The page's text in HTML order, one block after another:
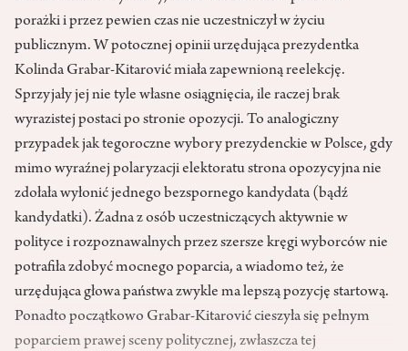
porażki i przez pewien czas nie uczestniczył w życiu
publicznym. W potocznej opinii urzędująca prezydentka
Kolinda Grabar-Kitarović miała zapewnioną reelekcję.
Sprzyjały jej nie tyle własne osiągnięcia, ile raczej brak
wyrazistej postaci po stronie opozycji. To analogiczny
przypadek jak tegoroczne wybory prezydenckie w Polsce, gdy
mimo wyraźnej polaryzacji elektoratu strona opozycyjna nie
zdołała wyłonić jednego bezspornego kandydata (bądź
kandydatki). Żadna z osób uczestniczących aktywnie w
polityce i rozpoznawalnych przez szersze kręgi wyborców nie
potrafiła zdobyć mocnego poparcia, a wiadomo też, że
urzędująca głowa państwa zwykle ma lepszą pozycję startową.
Ponadto początkowo Grabar-Kitarović cieszyła się pełnym
poparciem prawej sceny politycznej, zwłaszcza tej